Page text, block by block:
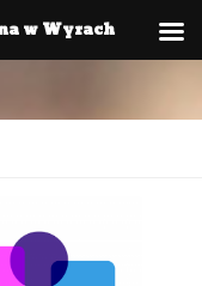
w Wyrach